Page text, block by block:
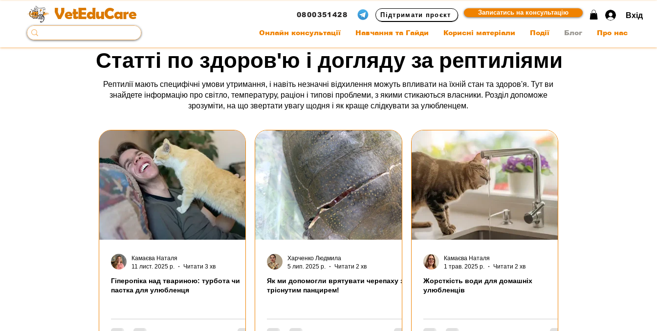
VetEduCare 0800351428 Підтримати проєкт Записатись на консультацію Вхід
Онлайн консультації Навчання та Гайди Корисні матеріали Події Блог Про нас
Статті по здоров'ю і догляду за рептиліями
Рептилії мають специфічні умови утримання, і навіть незначні відхилення можуть впливати на їхній стан та здоров'я. Тут ви
знайдете інформацію про світло, температуру, раціон і типові проблеми, з якими стикаються власники. Розділ допоможе
зрозуміти, на що звертати увагу щодня і як краще слідкувати за улюбленцем.
Гіперопіка над твариною: турбота чи
пастка для улюбленця
Камаєва Наталя
11 лист. 2025 р.
Читати 3 хв
Як ми допомогли врятувати черепаху з
тріснутим панцирем!
Харченко Людмила
5 лип. 2025 р.
Читати 2 хв
Жорсткість води для домашніх
улюбленців
Камаєва Наталя
1 трав. 2025 р.
Читати 2 хв